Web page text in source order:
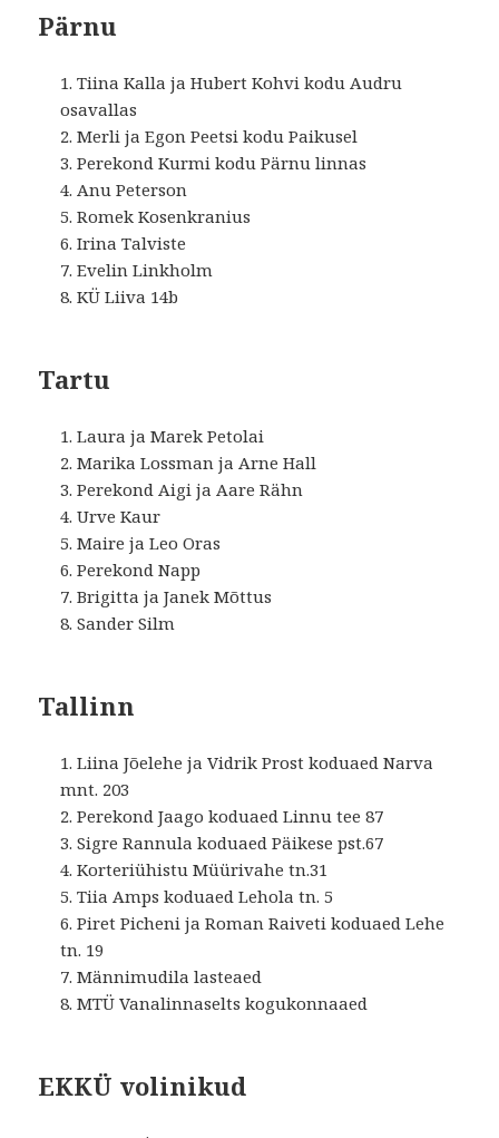
Pärnu
Tiina Kalla ja Hubert Kohvi kodu Audru
osavallas
Merli ja Egon Peetsi kodu Paikusel
Perekond Kurmi kodu Pärnu linnas
Anu Peterson
Romek Kosenkranius
Irina Talviste
Evelin Linkholm
KÜ Liiva 14b
Tartu
Laura ja Marek Petolai
Marika Lossman ja Arne Hall
Perekond Aigi ja Aare Rähn
Urve Kaur
Maire ja Leo Oras
Perekond Napp
Brigitta ja Janek Mõttus
Sander Silm
Tallinn
Liina Jõelehe ja Vidrik Prost koduaed Narva
mnt. 203
Perekond Jaago koduaed Linnu tee 87
Sigre Rannula koduaed Päikese pst.67
Korteriühistu Müürivahe tn.31
Tiia Amps koduaed Lehola tn. 5
Piret Picheni ja Roman Raiveti koduaed Lehe
tn. 19
Männimudila lasteaed
MTÜ Vanalinnaselts kogukonnaaed
EKKÜ volinikud